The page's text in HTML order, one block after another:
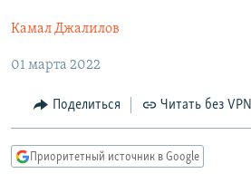
Вернутся
навигации
Вернутся
поиску
МНЕНИЯ
КУЛЬТУРА
IDEL.РЕАЛИИ
СЕВЕР.РЕАЛИИ
Камал Джалилов
01 марта 2022
Поделиться Читать без VPN
Приоритетный источник в Google